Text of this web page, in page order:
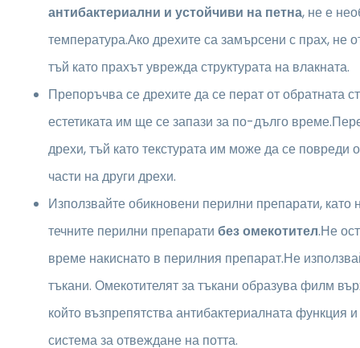
антибактериални и устойчиви на петна, не е
температура.Ако дрехите са замърсени с прах, не
тъй като прахът уврежда структурата на влакната.
Препоръчва се дрехите да се перат от обратната
естетиката им ще се запази за по-дълго
дрехи, тъй като текстурата им може да се повреди
части на други дрехи.
Използвайте обикновени перилни препарати, като
течните перилни препарати без омекотител.Не
време накиснато в перилния препарат.Не
тъкани. Омекотителят за тъкани образува филм
който възпрепятства антибактериалната функция
система за отвеждане на потта.